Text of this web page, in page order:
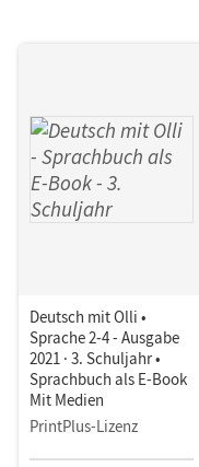
Deutsch mit Olli •
Sprache 2-4 - Ausgabe
2021 · 3. Schuljahr •
Sprachbuch als E-Book
Mit Medien
PrintPlus-Lizenz